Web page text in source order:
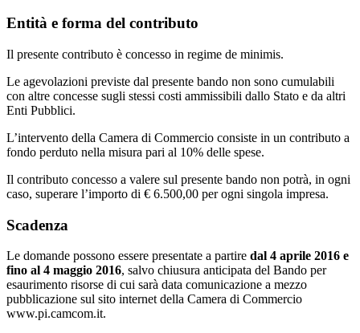
Entità e forma del contributo
Il presente contributo è concesso in regime de minimis.
Le agevolazioni previste dal presente bando non sono cumulabili
con altre concesse sugli stessi costi ammissibili dallo Stato e da altri
Enti Pubblici.
L’intervento della Camera di Commercio consiste in un contributo a
fondo perduto nella misura pari al 10% delle spese.
Il contributo concesso a valere sul presente bando non potrà, in ogni
caso, superare l’importo di € 6.500,00 per ogni singola impresa.
Scadenza
Le domande possono essere presentate a partire dal 4 aprile 2016 e
fino al 4 maggio 2016, salvo chiusura anticipata del Bando per
esaurimento risorse di cui sarà data comunicazione a mezzo
pubblicazione sul sito internet della Camera di Commercio
www.pi.camcom.it.